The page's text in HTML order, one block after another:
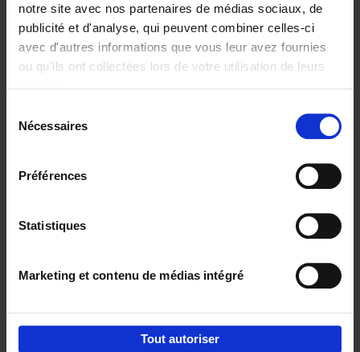
notre site avec nos partenaires de médias sociaux, de
publicité et d'analyse, qui peuvent combiner celles-ci
avec d'autres informations que vous leur avez fournies
ou qu'ils ont collectées lors de votre utilisation de leurs
Nécessaires
Préférences
Statistiques
Marketing et contenu de médias intégré
Tout autoriser
€29,99
Digital marketing like a PRO -
completely revised edition (EN)